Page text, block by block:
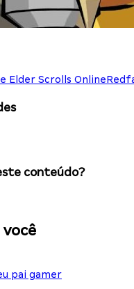
Elder Scrolls Online
conteúdo?
pai gamer